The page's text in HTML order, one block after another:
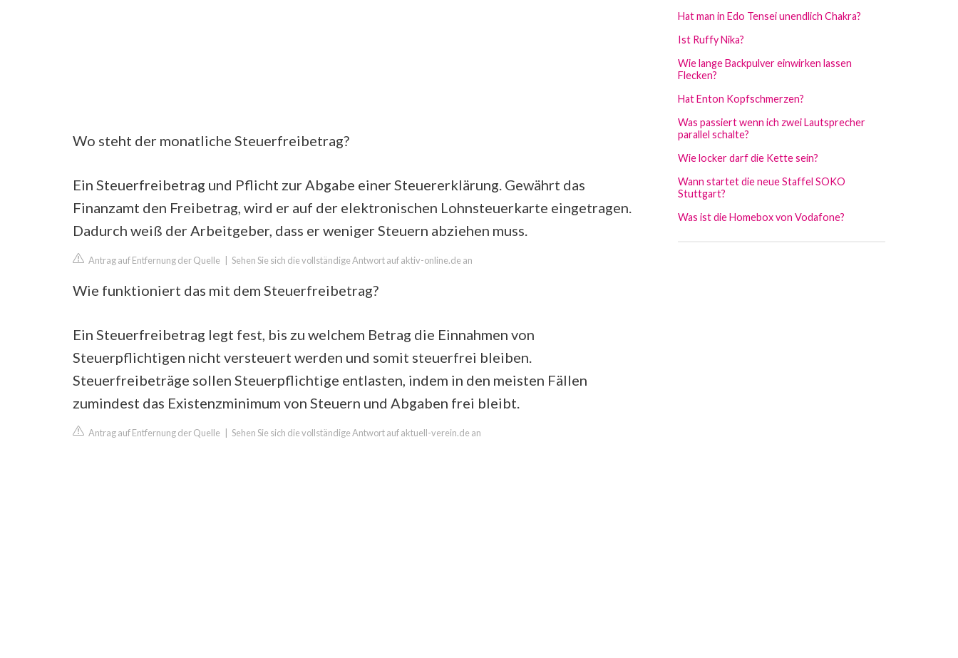
Wo steht der monatliche Steuerfreibetrag?
Ein Steuerfreibetrag und Pflicht zur Abgabe einer Steuererklärung. Gewährt das
Finanzamt den Freibetrag, wird er auf der elektronischen Lohnsteuerkarte eingetragen.
Dadurch weiß der Arbeitgeber, dass er weniger Steuern abziehen muss.
Antrag auf Entfernung der Quelle Sehen Sie sich die vollständige Antwort auf aktiv-online.de an
Wie funktioniert das mit dem Steuerfreibetrag?
Ein Steuerfreibetrag legt fest, bis zu welchem Betrag die Einnahmen von
Steuerpflichtigen nicht versteuert werden und somit steuerfrei bleiben.
Steuerfreibeträge sollen Steuerpflichtige entlasten, indem in den meisten Fällen
zumindest das Existenzminimum von Steuern und Abgaben frei bleibt.
Antrag auf Entfernung der Quelle Sehen Sie sich die vollständige Antwort auf aktuell-verein.de an
Hat man in Edo Tensei unendlich Chakra?
Ist Ruffy Nika?
Wie lange Backpulver einwirken lassen
Flecken?
Hat Enton Kopfschmerzen?
Was passiert wenn ich zwei Lautsprecher
parallel schalte?
Wie locker darf die Kette sein?
Wann startet die neue Staffel SOKO
Stuttgart?
Was ist die Homebox von Vodafone?